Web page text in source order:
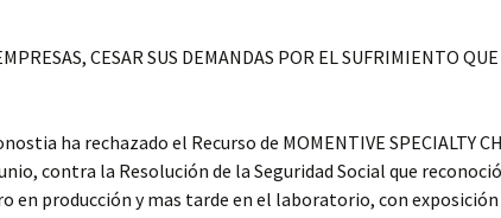
CESAR SUS DEMANDAS POR EL SUFRIMIENTO
ha rechazado el Recurso de MOMENTIVE SPECIALTY
contra la Resolución de la Seguridad Social que
en producción y mas tarde en el laboratorio, con